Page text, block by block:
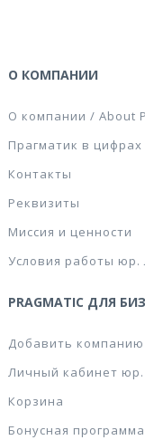
О КОМПАНИИ
О компании / About
Прагматик в цифрах
Контакты
Реквизиты
Миссия и ценности
Условия работы юр.
PRAGMATIC ДЛЯ
Добавить компанию
Личный кабинет юр.
Корзина
Бонусная программа